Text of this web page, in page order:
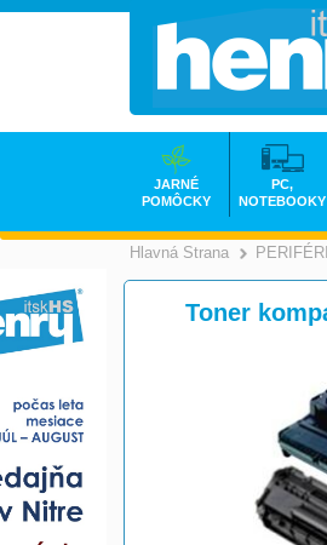
Hlavná Strana
Toner
JARNÉ
POMÔCKY
PC,
NOTEBOOKY